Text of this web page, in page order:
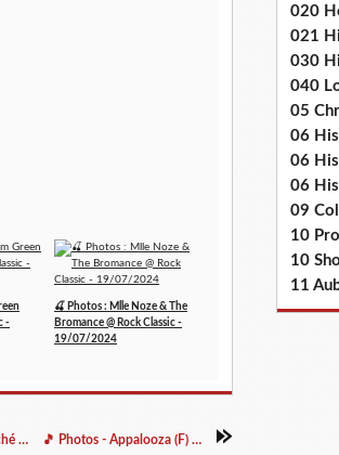
-
🍒 Photos : Mlle Noze & The
Bromance @ Rock Classic -
19/07/2024
🍒 23/11/2023 - The Bad Jokes /Covers band/ @ Rock Classic - 55, rue Maché au Charbon à 1000 Bruxelles - 21h00 - Entrée gratuite / Free entrance 🎵 Photos - Appalooza (F) @ Rock Classic - 24/11/2023
020
021
030
040
05
06
06
06
09
10
10
11